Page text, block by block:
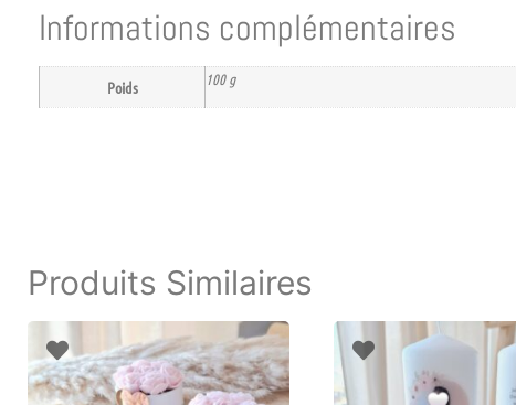
Informations complémentaires
Poids 100 g
Produits Similaires